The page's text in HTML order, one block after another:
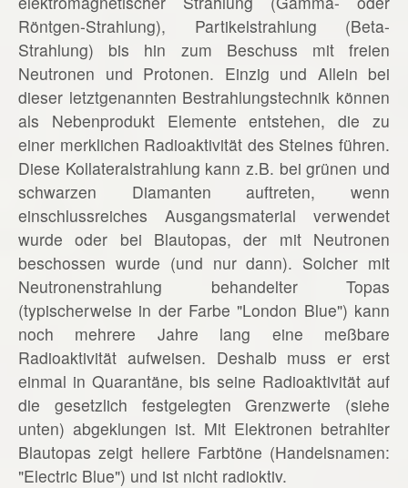
Röntgen-Strahlung), Partikelstrahlung (Beta-
Strahlung) bis hin zum Beschuss mit freien
Neutronen und Protonen. Einzig und Allein bei
dieser letztgenannten Bestrahlungstechnik können
als Nebenprodukt Elemente entstehen, die zu
einer merklichen Radioaktivität des Steines führen.
Diese Kollateralstrahlung kann z.B. bei grünen und
schwarzen Diamanten auftreten, wenn
einschlussreiches Ausgangsmaterial verwendet
wurde oder bei Blautopas, der mit Neutronen
beschossen wurde (und nur dann). Solcher mit
Neutronenstrahlung behandelter Topas
(typischerweise in der Farbe "London Blue") kann
noch mehrere Jahre lang eine meßbare
Radioaktivität aufweisen. Deshalb muss er erst
einmal in Quarantäne, bis seine Radioaktivität auf
die gesetzlich festgelegten Grenzwerte (siehe
unten) abgeklungen ist. Mit Elektronen betrahlter
Blautopas zeigt hellere Farbtöne (Handelsnamen:
"Electric Blue") und ist nicht radioktiv.